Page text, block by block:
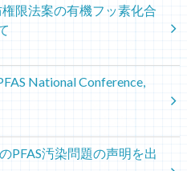
限法案の有機フッ素化合
National Conference,
PFAS汚染問題の声明を出